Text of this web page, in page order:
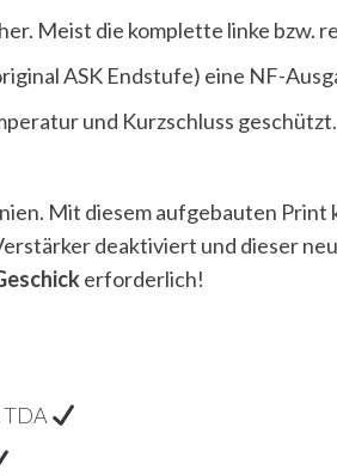
Meist die komplette linke bzw.
ASK Endstufe) eine NF-
und Kurzschluss geschützt.
Mit diesem aufgebauten Print
deaktiviert und dieser
erforderlich!